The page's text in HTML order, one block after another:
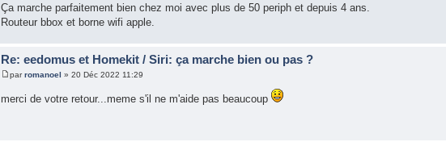
Ça marche parfaitement bien chez moi avec plus de 50 periph et depuis 4 ans.
Routeur bbox et borne wifi apple.
Re: eedomus et Homekit / Siri: ça marche bien ou pas ?
parromanoel » 20 Déc 2022 11:29
merci de votre retour...meme s'il ne m'aide pas beaucoup